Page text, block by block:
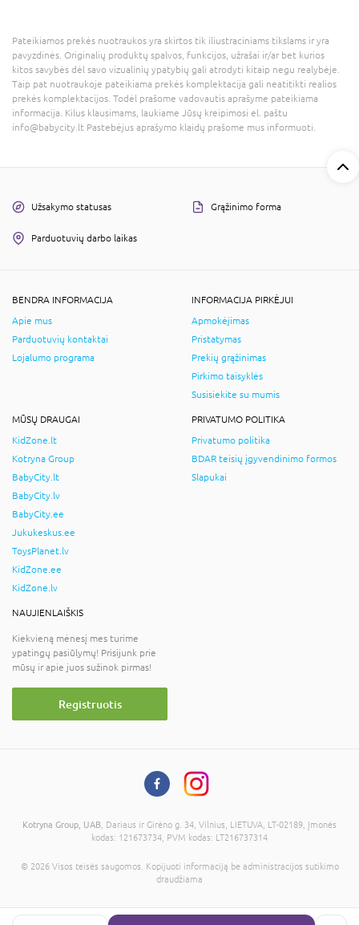
Pateikiamos prekės nuotraukos yra skirtos tik iliustraciniams tikslams ir yra
pavyzdinės. Originalių produktų spalvos, funkcijos, užrašai ir/ar bet kurios
kitos savybės dėl savo vizualinių ypatybių gali atrodyti kitaip negu realybėje.
Taip pat nuotraukoje pateikiama prekės komplektacija gali neatitikti realios
prekės komplektacijos. Todėl prašome vadovautis aprašyme pateikiama
informacija. Kilus klausimams, laukiame Jūsų kreipimosi el. paštu
info@babycity.lt Pastebėjus aprašymo klaidų prašome mus informuoti.
Užsakymo statusas Grąžinimo forma
Parduotuvių darbo laikas
BENDRA INFORMACIJA
Apie mus
Parduotuvių kontaktai
Lojalumo programa
INFORMACIJA PIRKĖJUI
Apmokėjimas
Pristatymas
Prekių grąžinimas
Pirkimo taisyklės
Susisiekite su mumis
MŪSŲ DRAUGAI
KidZone.lt
Kotryna Group
BabyCity.lt
BabyCity.lv
BabyCity.ee
Jukukeskus.ee
ToysPlanet.lv
KidZone.ee
KidZone.lv
PRIVATUMO POLITIKA
Privatumo politika
BDAR teisių įgyvendinimo formos
Slapukai
NAUJIENLAIŠKIS
Kiekvieną mėnesį mes turime
ypatingų pasiūlymų! Prisijunk prie
mūsų ir apie juos sužinok pirmas!
Registruotis
Kotryna Group, UAB , Dariaus ir Girėno g. 34, Vilnius, LIETUVA, LT-02189, Įmonės
kodas: 121673734, PVM kodas: LT216737314
© 2026 Visos teisės saugomos. Kopijuoti informaciją be administracijos sutikimo
draudžiama